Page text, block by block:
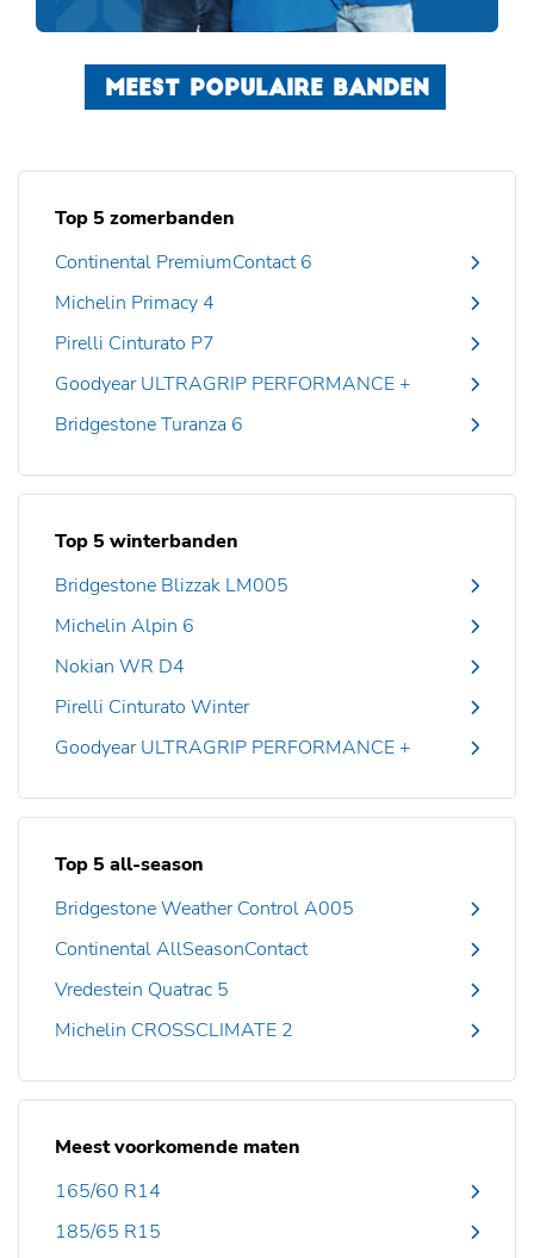
MEEST POPULAIRE BANDEN
Top 5 zomerbanden
Continental PremiumContact 6
Michelin Primacy 4
Pirelli Cinturato P7
Goodyear ULTRAGRIP PERFORMANCE +
Bridgestone Turanza 6
Top 5 winterbanden
Bridgestone Blizzak LM005
Michelin Alpin 6
Nokian WR D4
Pirelli Cinturato Winter
Goodyear ULTRAGRIP PERFORMANCE +
Top 5 all-season
Bridgestone Weather Control A005
Continental AllSeasonContact
Vredestein Quatrac 5
Michelin CROSSCLIMATE 2
Meest voorkomende maten
165/60 R14
185/65 R15